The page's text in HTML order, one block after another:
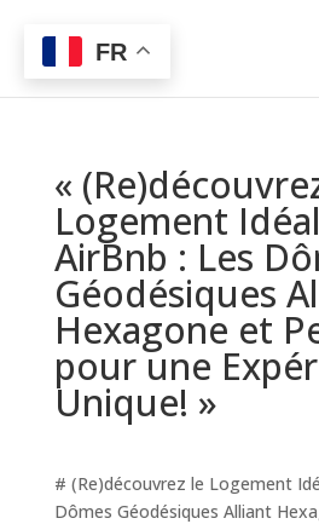
«
Logement
AirBnb : Les
Géodésiques
Hexagone et
pour une
Unique! »
# (Re)découvrez le Logement
Dômes Géodésiques Alliant
FR